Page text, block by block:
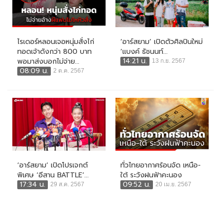
ไรเดอร์หลอนเจอหนุ่มสั่งไก่
ทอดเจ้าดังกว่า 800 บาท
พอมาส่งบอกไม่จ่าย...
08:09 น.
2 ต.ค. 2567
‘อาร์สยาม’ เปิดตัวศิลปินใหม่
‘แบงค์ ธัชนนท์...
14:21 น.
13 ก.ย. 2567
‘อาร์สยาม’ เปิดโปรเจกต์
พิเศษ ‘อีสาน BATTLE’...
17:34 น.
29 ส.ค. 2567
ทั่วไทยอากาศร้อนจัด เหนือ-
ใต้ ระวังฝนฟ้าคะนอง
09:52 น.
20 เม.ย. 2567